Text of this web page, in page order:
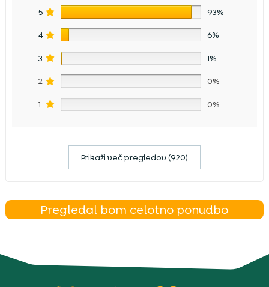
5 93%
4 6%
3 1%
2 0%
1 0%
Prikaži več pregledov (920)
Pregledal bom celotno ponudbo